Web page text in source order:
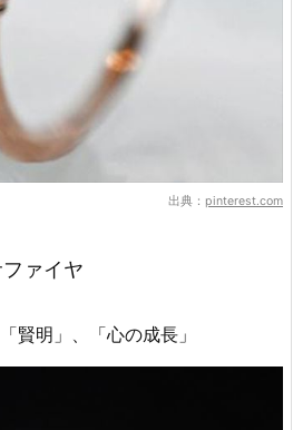
出典： pinterest.com
ァイヤ
明」、「心の成長」